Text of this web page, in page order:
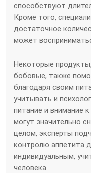
способствуют
Кроме того,
достаточное
может
Некоторые
бобовые, также
благодаря своим
учитывать и
питание и внимание
могут значительно
целом, эксперты
контролю аппетита
индивидуальным,
человека.